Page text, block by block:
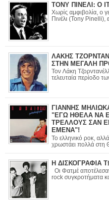
ΤΟΝΥ ΠΙΝΕΛΙ: Ο
Χωρίς αμφιβολία, ο
Πινέλι (Tony Pinelli),
ΛΑΚΗΣ
ΣΤΗΝ ΜΕΓΑΛΗ
Τον Λάκη Τζορντανέλλι τον γνωρίσαμε σαν τραγουδιστή
τελευταία περίοδο
ΓΙΑΝΝΗΣ
"ΕΓΩ ΗΘΕΛΑ ΝΑ
ΤΡΕΛΛΟΥΣ ΣΑΝ ΕΜΕΝΑ ΚΑΙ ΒΡΗΚΑ
ΕΜΕΝΑ"!
Το ελληνικό ροκ,
χρωστάει πολλά στη
Η ΔΙΣΚΟΓΡΑΦΙΑ
Οι Φατμέ
rock συγκροτήματα